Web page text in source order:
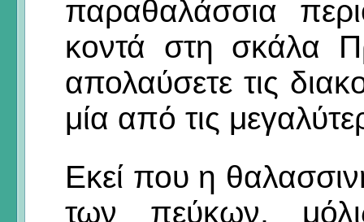
παραθαλάσσια
κοντά στη σκάλα
απολαύσετε τις
μία από τις
Εκεί που η
των πεύκων,